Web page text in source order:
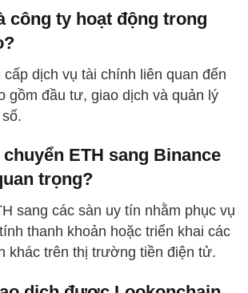
công ty hoạt động trong
cấp dịch vụ tài chính liên quan đến
gồm đầu tư, giao dịch và quản lý
ETH sang Binance
trọng?
sang các sàn uy tín nhằm phục vụ
thanh khoản hoặc triển khai các
khác trên thị trường tiền điện tử.